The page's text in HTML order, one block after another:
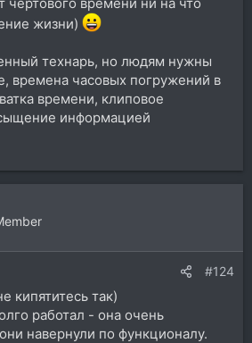
жизни)
технарь, но людям нужны
времена часовых погружений в
времени, клиповое
информацией
#124
кипятитесь так)
работал - она очень
навернули по функционалу.